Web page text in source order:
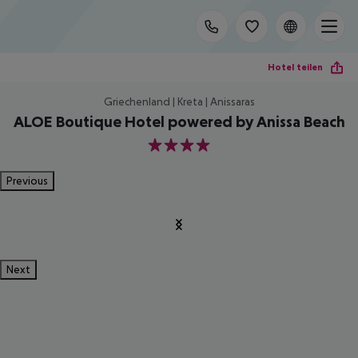
Hotel teilen
Griechenland | Kreta | Anissaras
ALOE Boutique Hotel powered by Anissa Beach
4
Previous
Next